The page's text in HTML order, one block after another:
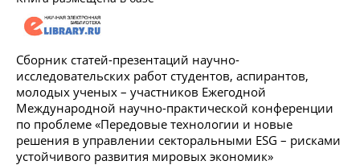
Сборник статей-презентаций научно-
исследовательских работ студентов, аспирантов,
молодых ученых – участников Ежегодной
Международной научно-практической конференции
по проблеме «Передовые технологии и новые
решения в управлении секторальными ESG – рисками
устойчивого развития мировых экономик»